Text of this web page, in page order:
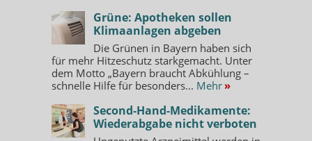
Grüne: Apotheken sollen
Klimaanlagen abgeben
Die Grünen in Bayern haben sich
für mehr Hitzeschutz starkgemacht. Unter
dem Motto „Bayern braucht Abkühlung –
schnelle Hilfe für besonders... Mehr »
Second-Hand-Medikamente:
Wiederabgabe nicht verboten